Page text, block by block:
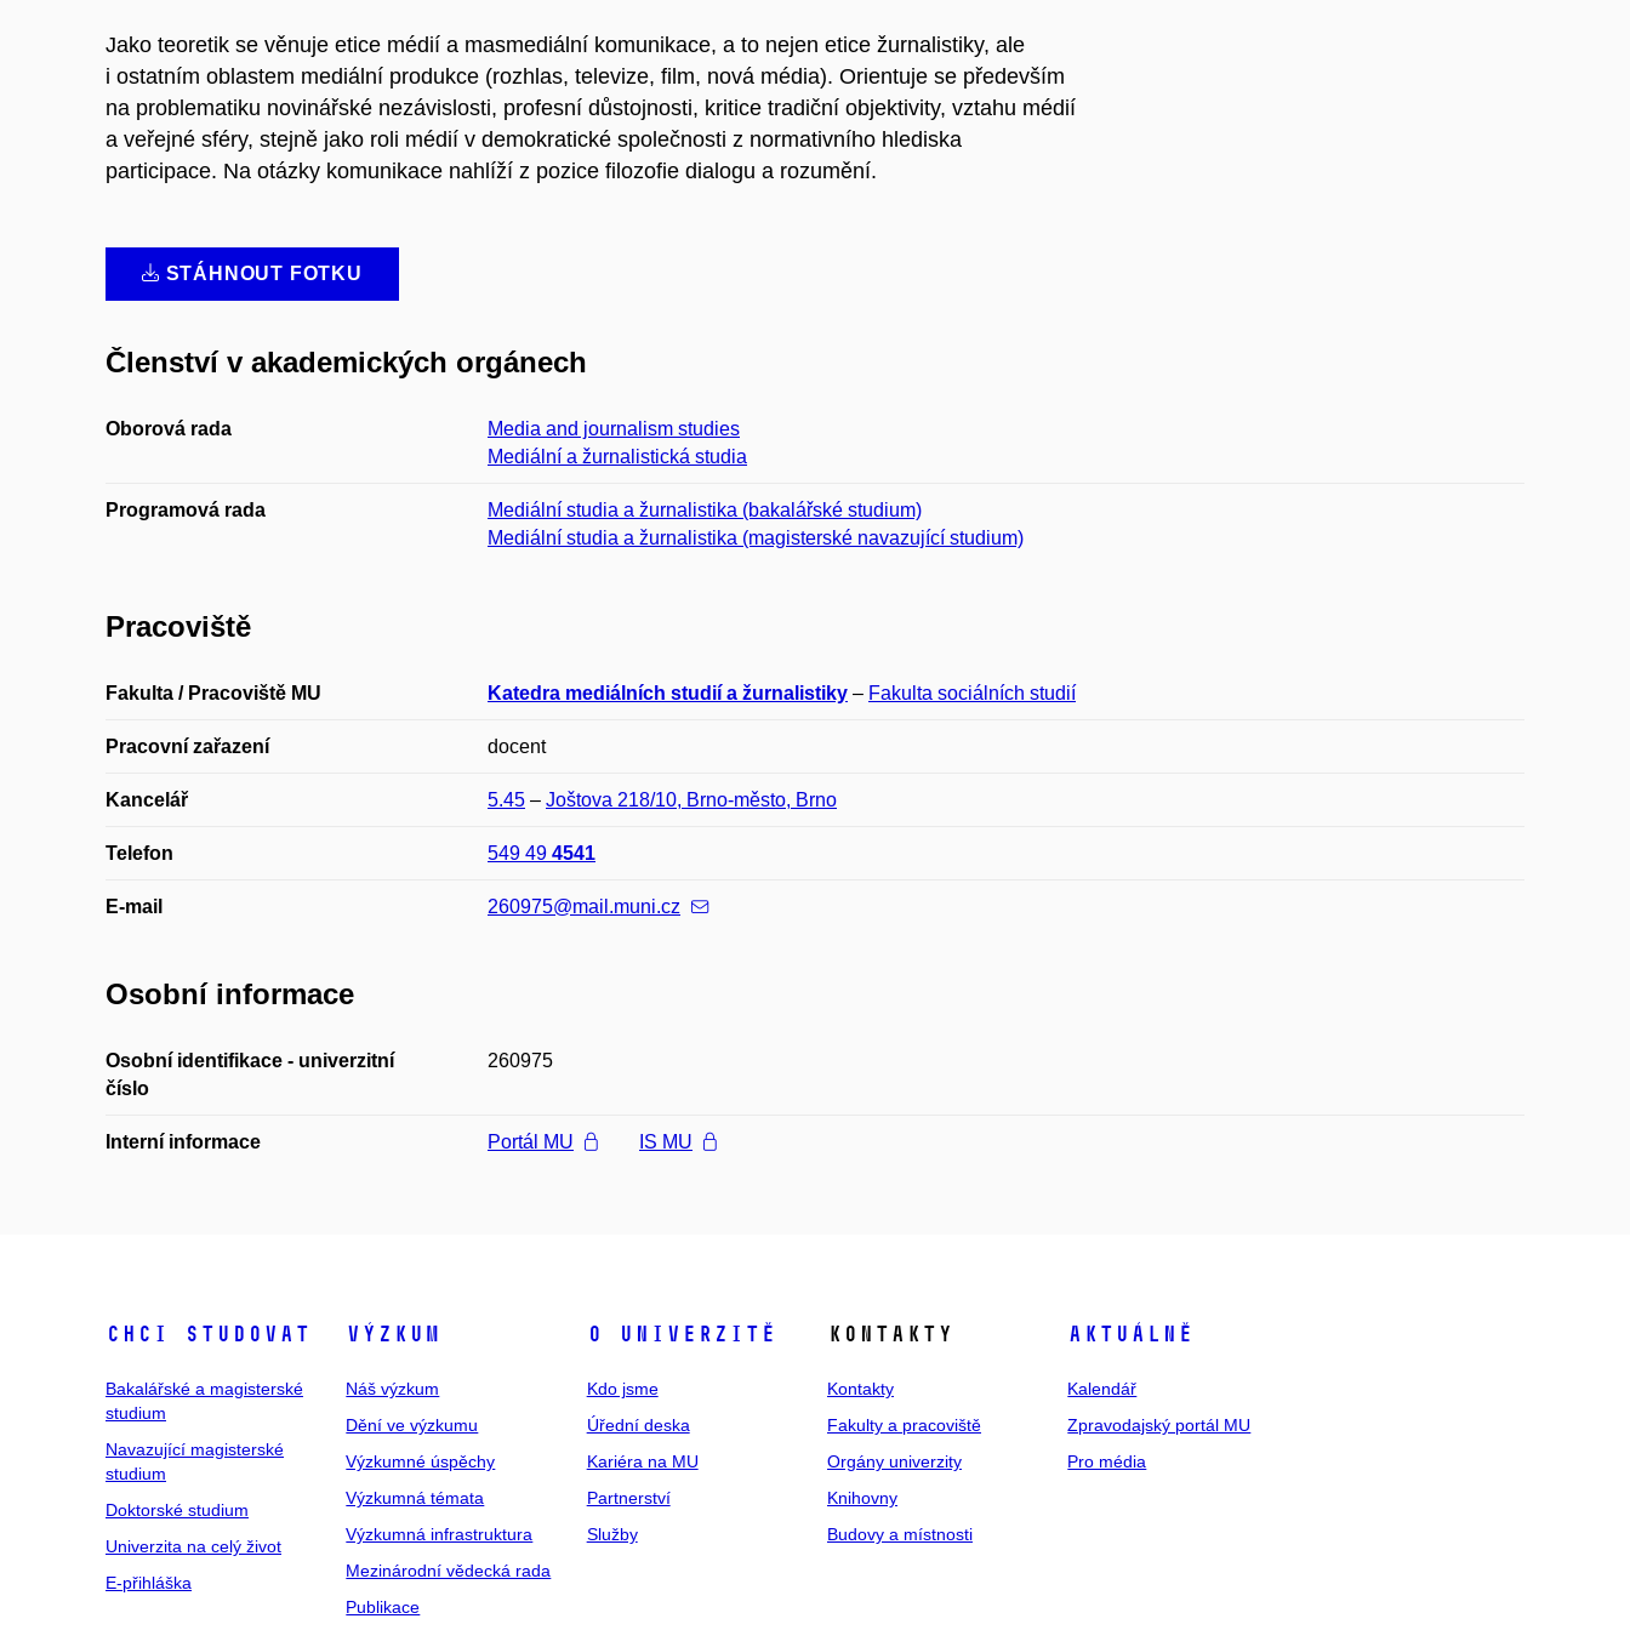
Jako teoretik se věnuje etice médií a masmediální komunikace, a to nejen etice žurnalistiky, ale
i ostatním oblastem mediální produkce (rozhlas, televize, film, nová média). Orientuje se především
na problematiku novinářské nezávislosti, profesní důstojnosti, kritice tradiční objektivity, vztahu médií
a veřejné sféry, stejně jako roli médií v demokratické společnosti z normativního hlediska
participace. Na otázky komunikace nahlíží z pozice filozofie dialogu a rozumění.
STÁHNOUT FOTKU
Členství v akademických orgánech
Oborová rada
Media and journalism studies
Mediální a žurnalistická studia
Programová rada
Mediální studia a žurnalistika (bakalářské studium)
Mediální studia a žurnalistika (magisterské navazující studium)
Pracoviště
Fakulta / Pracoviště MU Katedra mediálních studií a žurnalistiky – Fakulta sociálních studií
Pracovní zařazení docent
Kancelář 5.45 – Joštova 218/10, Brno-město, Brno
Telefon 549 49 4541
E-mail 260975@mail.muni.cz
Osobní informace
Osobní identifikace - univerzitní
číslo
260975
Interní informace Portál MU IS MU
Chci studovat
Bakalářské a magisterské
studium
Navazující magisterské
studium
Doktorské studium
Univerzita na celý život
E-přihláška
Výzkum
Náš výzkum
Dění ve výzkumu
Výzkumné úspěchy
Výzkumná témata
Výzkumná infrastruktura
Mezinárodní vědecká rada
Publikace
O univerzitě
Kdo jsme
Úřední deska
Kariéra na MU
Partnerství
Služby
Kontakty
Kontakty
Fakulty a pracoviště
Orgány univerzity
Knihovny
Budovy a místnosti
Aktuálně
Kalendář
Zpravodajský portál MU
Pro média